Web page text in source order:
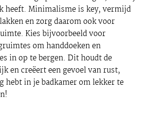
heeft. Minimalisme is key, vermijd
en zorg daarom ook voor
Kies bijvoorbeeld voor
om handdoeken en
in op te bergen. Dit houdt de
en creëert een gevoel van rust,
hebt in je badkamer om lekker te